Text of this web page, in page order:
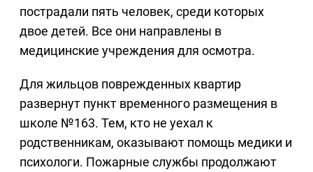
пострадали пять человек, среди которых
двое детей. Все они направлены в
медицинские учреждения для осмотра.
Для жильцов поврежденных квартир
развернут пункт временного размещения в
школе №163. Тем, кто не уехал к
родственникам, оказывают помощь медики и
психологи. Пожарные службы продолжают